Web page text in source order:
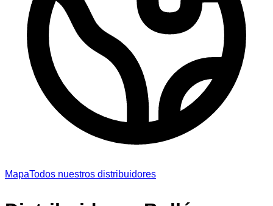
MapaTodos nuestros distribuidores